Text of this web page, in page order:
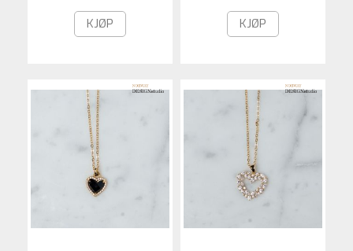
KJØP KJØP